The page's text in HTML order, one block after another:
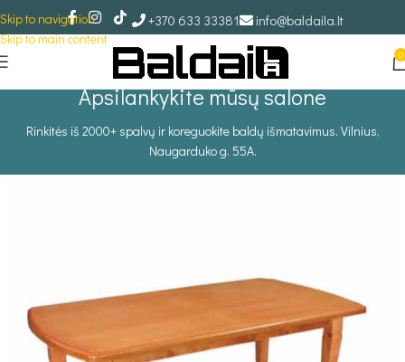
Skip to navigation
Skip to main content
+370 633 33381 info@baldaila.lt
0
Apsilankykite mūsų salone
Rinkitės iš 2000+ spalvų ir koreguokite baldų išmatavimus. Vilnius,
Naugarduko g. 55A.